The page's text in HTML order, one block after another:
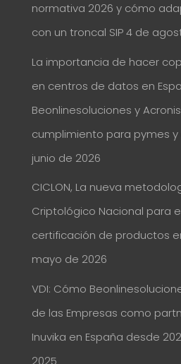
normativa 2026 y cómo
con un troncal SIP 4 de
La importancia de hacer
en centros de datos en
Beonlinesoluciones y
cumplimiento para pymes
junio de 2026
CICLON, La nueva
Criptológico Nacional para
certificación de productos
mayo de 2026
VDI: Cómo
de las Empresas como
Inuvika en España desde
2025